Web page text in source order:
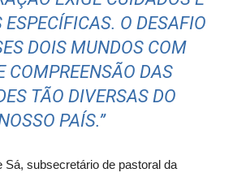
ESPECÍFICAS. O DESAFIO
DOIS MUNDOS COM
COMPREENSÃO DAS
TÃO DIVERSAS DO
PAÍS.”
Sá, subsecretário de pastoral da